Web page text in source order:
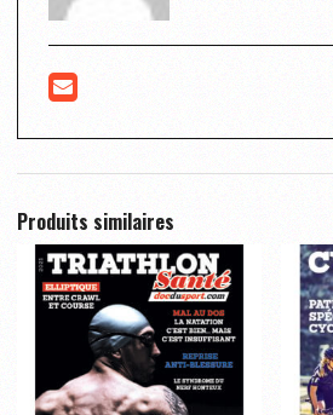
Produits similaires